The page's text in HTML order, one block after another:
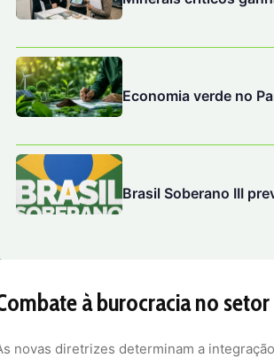
Brasil Soberano III
Combate à burocracia no setor
As novas diretrizes determinam a
administrativos no setor. A
de novas áreas. A reguladora